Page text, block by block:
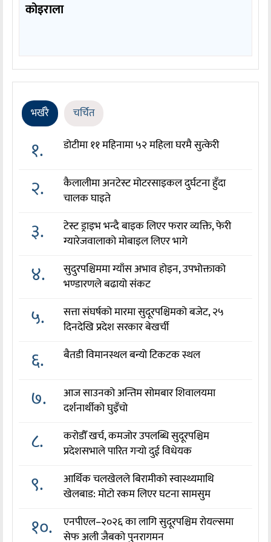
कोइराला
भर्खरै चर्चित
१. डोटीमा ११ महिनामा ५२ महिला घरमै सुत्केरी
२.
कैलालीमा अनटेस्ट मोटरसाइकल दुर्घटना हुँदा
चालक घाइते
३.
टेस्ट ड्राइभ भन्दै बाइक लिएर फरार व्यक्ति, फेरी
ग्यारेजवालाको मोबाइल लिएर भागे
४.
सुदुरपश्चिममा ग्याँस अभाव होइन, उपभोक्ताको
भण्डारणले बढायो संकट
५.
सत्ता संघर्षको मारमा सुदूरपश्चिमको बजेट, २५
दिनदेखि प्रदेश सरकार बेखर्ची
६. बैतडी विमानस्थल बन्यो टिकटक स्थल
७.
आज साउनको अन्तिम सोमबार शिवालयमा
दर्शनार्थीको घुइँचो
८.
करोडौँ खर्च, कमजोर उपलब्धि सुदूरपश्चिम
प्रदेशसभाले पारित गर्‍यो दुई विधेयक
९.
आर्थिक चलखेलले बिरामीको स्वास्थ्यमाथि
खेलबाड: मोटो रकम लिएर घटना सामसुम
१०.
एनपीएल–२०२६ का लागि सुदूरपश्चिम रोयल्समा
सेफ अली जैबको पुनरागमन